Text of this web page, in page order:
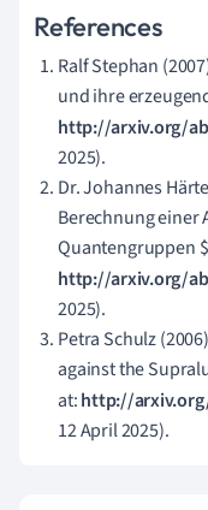
References
Ralf Stephan
und ihre
http://arxiv.org/
2025).
Dr. Johannes
Berechnung
Quantengruppen
http://arxiv.org/
2025).
Petra Schulz
against the
at:http://
12 April 2025).